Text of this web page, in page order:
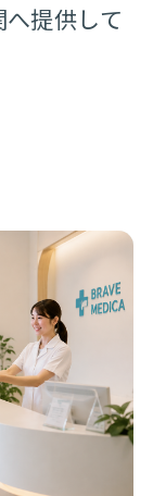
提供して